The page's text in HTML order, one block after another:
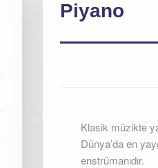
Piyano
Klasik müzikte
Dünya’da en
enstrümanıdır.